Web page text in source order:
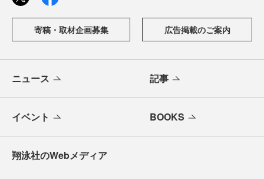
寄稿・取材企画募集 広告掲載のご案内
ニュース 記事
イベント BOOKS
翔泳社のWebメディア